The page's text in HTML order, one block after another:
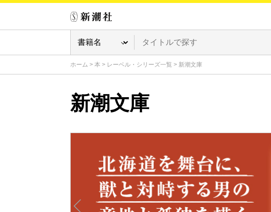
ホーム > 本 > レーベル・シリーズ一覧 > 新潮文庫
新潮文庫